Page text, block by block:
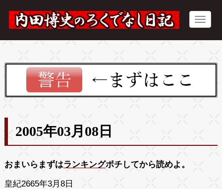
2005年03月08日
おまいらまずはランキングポチしてから読めよ。
皇紀2665年3月8日